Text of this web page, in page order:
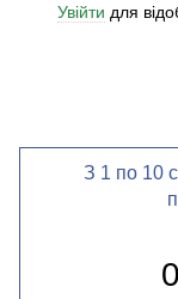
Увійти для
З 1 по 10
0